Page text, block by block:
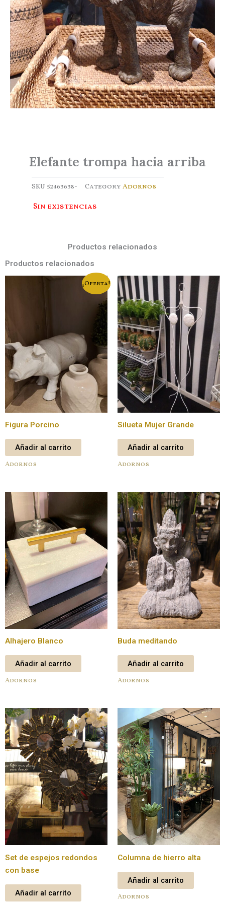
Elefante trompa hacia arriba
SKU 52463638- Category Adornos
Sin existencias
Productos relacionados
Productos relacionados
¡Oferta!
Figura Porcino
Añadir al carrito
Adornos
Silueta Mujer Grande
Añadir al carrito
Adornos
Alhajero Blanco
Añadir al carrito
Adornos
Buda meditando
Añadir al carrito
Adornos
Set de espejos redondos
con base
Añadir al carrito
Columna de hierro alta
Añadir al carrito
Adornos